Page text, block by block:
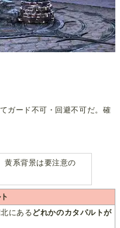
ガード不可・回避不可だ。確
黄系背景は要注意の
にあるどれかのカタパルトが